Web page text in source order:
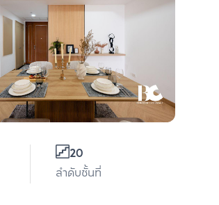
20
ลำดับชั้นที่